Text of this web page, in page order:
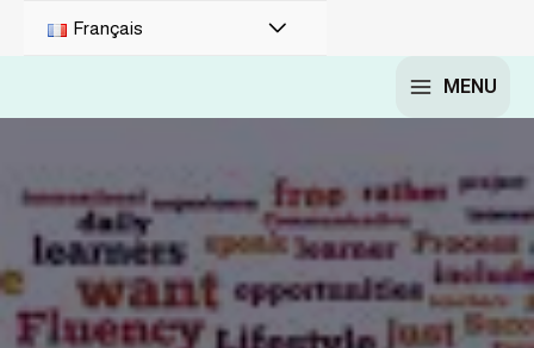
Français
MENU